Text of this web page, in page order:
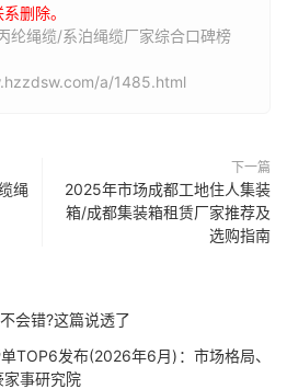
删除。
纶绳缆/系泊绳缆厂家综合口碑榜
a/1485.html
绳
下一篇
2025年市场成都工地住人集装
箱/成都集装箱租赁厂家推荐及
选购指南
会错?这篇说透了
TOP6发布(2026年6月)：市场格局、
事研究院